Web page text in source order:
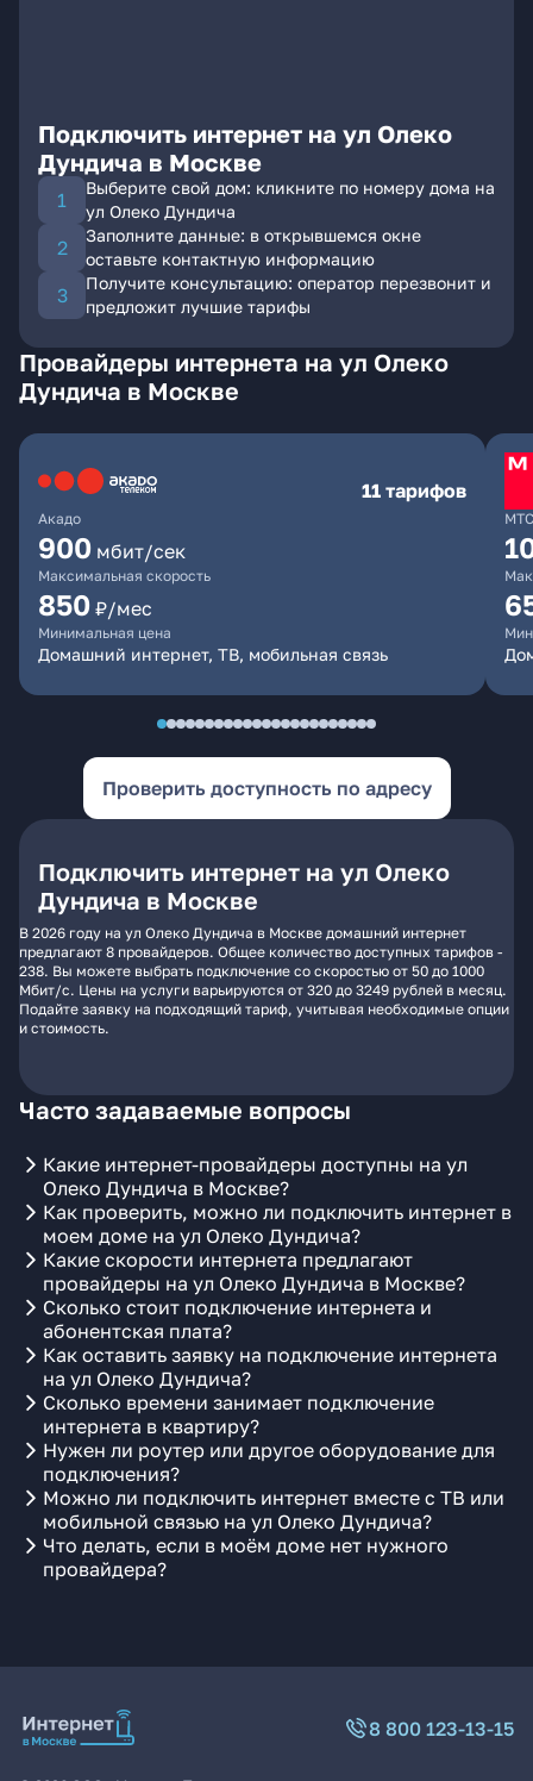
Подключить интернет на ул Олеко
Дундича в Москве
Выберите свой дом: кликните по номеру дома на
ул Олеко Дундича
Заполните данные: в открывшемся окне
оставьте контактную информацию
Получите консультацию: оператор перезвонит и
предложит лучшие тарифы
Провайдеры интернета на ул Олеко
Дундича в Москве
Акадо
11 тарифов
900 мбит/сек
Максимальная скорость
850 ₽/мес
Минимальная цена
Домашний интернет, ТВ, мобильная связь
МТС
Проверить доступность по адресу
Подключить интернет на ул Олеко
Дундича в Москве
В 2026 году на ул Олеко Дундича в Москве домашний интернет
предлагают 8 провайдеров. Общее количество доступных тарифов -
238. Вы можете выбрать подключение со скоростью от 50 до 1000
Мбит/с. Цены на услуги варьируются от 320 до 3249 рублей в месяц.
Подайте заявку на подходящий тариф, учитывая необходимые опции
и стоимость.
Часто задаваемые вопросы
Какие интернет-провайдеры доступны на ул
Олеко Дундича в Москве?
Как проверить, можно ли подключить интернет в
моем доме на ул Олеко Дундича?
Какие скорости интернета предлагают
провайдеры на ул Олеко Дундича в Москве?
Сколько стоит подключение интернета и
абонентская плата?
Как оставить заявку на подключение интернета
на ул Олеко Дундича?
Сколько времени занимает подключение
интернета в квартиру?
Нужен ли роутер или другое оборудование для
подключения?
Можно ли подключить интернет вместе с ТВ или
мобильной связью на ул Олеко Дундича?
Что делать, если в моём доме нет нужного
провайдера?
8 800 123-13-15